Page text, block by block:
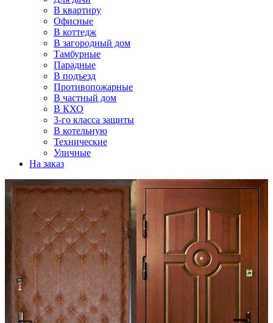
В квартиру
Офисные
В коттедж
В загородный дом
Тамбурные
Парадные
В подъезд
Противопожарные
В частный дом
В КХО
3-го класса защиты
В котельную
Технические
Уличные
На заказ